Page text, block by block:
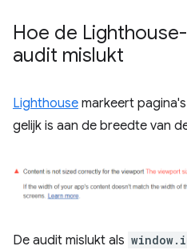
Hoe de
audit mislukt
Lighthouse markeert
gelijk is aan de breedte van
De audit mislukt als